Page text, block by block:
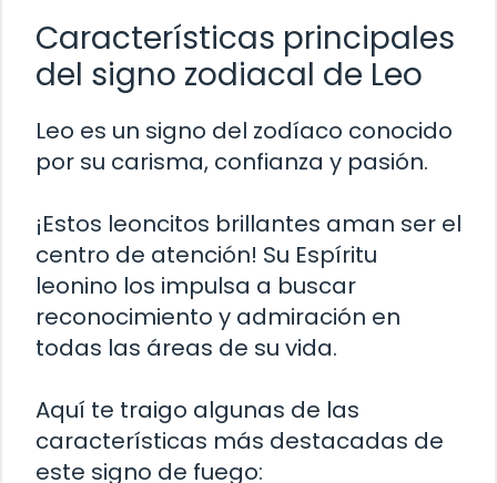
Características principales
del signo zodiacal de Leo
Leo es un signo del zodíaco conocido
por su carisma, confianza y pasión.
¡Estos leoncitos brillantes aman ser el
centro de atención! Su Espíritu
leonino los impulsa a buscar
reconocimiento y admiración en
todas las áreas de su vida.
Aquí te traigo algunas de las
características más destacadas de
este signo de fuego: